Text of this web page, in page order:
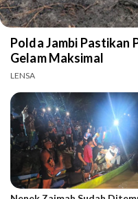
Polda Jambi Pastikan
Gelam Maksimal
LENSA